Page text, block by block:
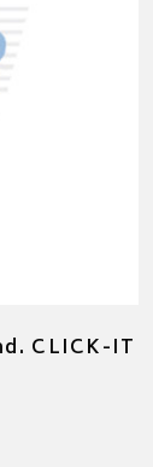
CLICK-IT